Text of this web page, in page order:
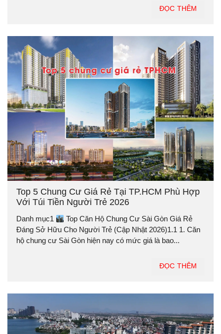
ĐỌC THÊM
Top 5 Chung Cư Giá Rẻ Tại TP.HCM Phù Hợp
Với Túi Tiền Người Trẻ 2026
Danh mục1
Top Căn Hộ Chung Cư Sài Gòn Giá Rẻ
Đáng Sở Hữu Cho Người Trẻ (Cập Nhật 2026)1.1 1. Căn
hộ chung cư Sài Gòn hiện nay có mức giá là bao...
ĐỌC THÊM